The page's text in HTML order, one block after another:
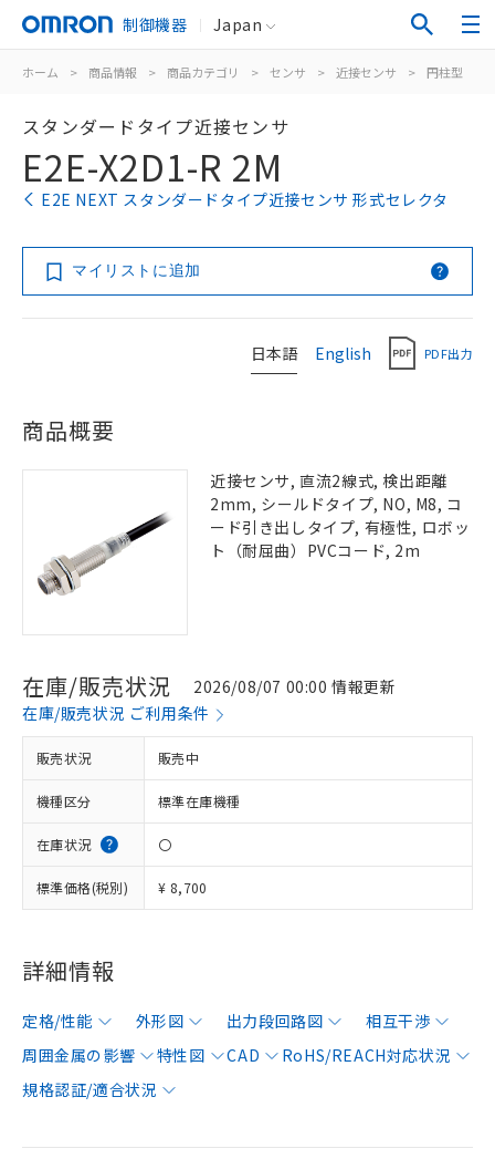
制御機器 Japan
ホーム > 商品情報 > 商品カテゴリ > センサ > 近接センサ > 円柱型
スタンダードタイプ近接センサ
E2E-X2D1-R 2M
E2E NEXT スタンダードタイプ近接センサ 形式セレクタ
マイリストに追加
日本語 English PDF出力
商品概要
近接センサ, 直流2線式, 検出距離
2mm, シールドタイプ, NO, M8, コ
ード引き出しタイプ, 有極性, ロボッ
ト（耐屈曲）PVCコード, 2m
在庫/販売状況
2026/08/07 00:00 情報更新
在庫/販売状況 ご利用条件
販売状況 販売中
機種区分 標準在庫機種
在庫状況 〇
標準価格(税別) ¥ 8,700
詳細情報
定格/性能 外形図 出力段回路図
相互干渉
周囲金属の影響
特性図 CAD
RoHS/REACH対応状況
規格認証/適合状況